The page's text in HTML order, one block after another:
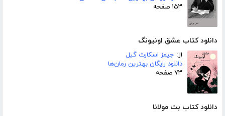
۱۵۳ صفحه
دانلود کتاب عشق اونیونگ
از: جیمز اسکارث گیل
دانلود رایگان بهترین رمان‌ها
۷۳ صفحه
دانلود کتاب بت مولانا